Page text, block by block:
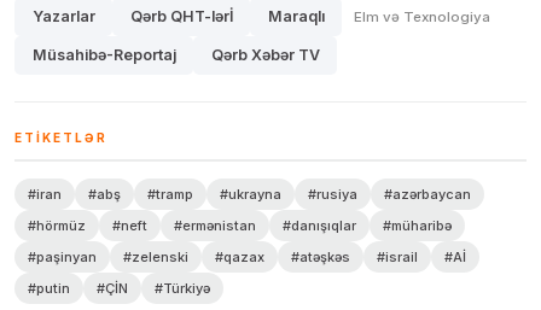
Yazarlar Qərb QHT-lərİ Maraqlı Elm və Texnologiya
Müsahibə-Reportaj Qərb Xəbər TV
ETIKETLƏR
#iran #abş #tramp #ukrayna #rusiya
#azərbaycan
#hörmüz
#neft #ermənistan #danışıqlar
#müharibə
#paşinyan
#zelenski #qazax #atəşkəs #israil
#Aİ
#putin
#ÇİN #Türkiyə